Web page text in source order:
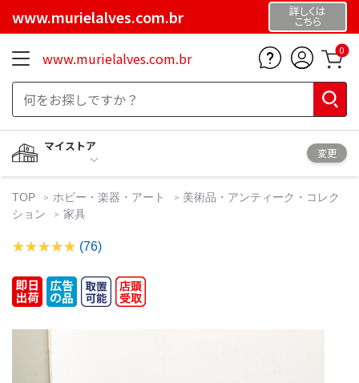
www.murielalves.com.br 詳しくは
こちら
www.murielalves.com.br 0
マイストア
変更
TOP ホビー・楽器・アート
美術品・アンティーク・コレク
ション
家具
(76)